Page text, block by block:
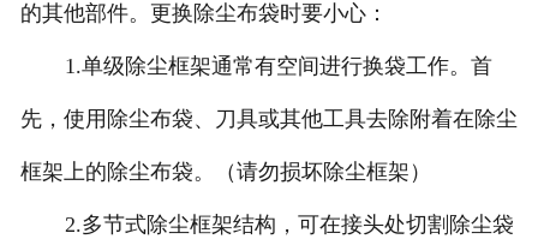
的其他部件。更换除尘布袋时要小心：
1.单级除尘框架通常有空间进行换袋工作。首
先，使用除尘布袋、刀具或其他工具去除附着在除尘
框架上的除尘布袋。（请勿损坏除尘框架）
2.多节式除尘框架结构，可在接头处切割除尘袋